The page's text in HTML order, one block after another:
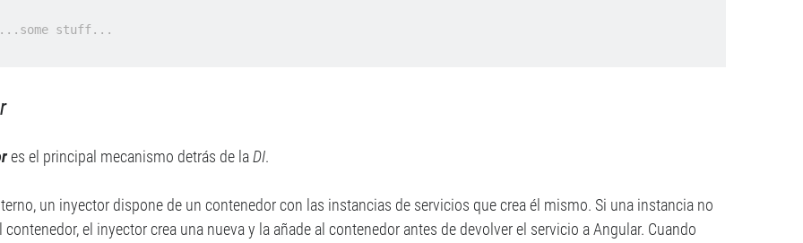
stuff...
es el principal mecanismo detrás de laDI.
un inyector dispone de un contenedor con las instancias de servicios que crea él mismo. Si una instancia no
contenedor, el inyector crea una nueva y la añade al contenedor antes de devolver el servicio a Angular. Cuando